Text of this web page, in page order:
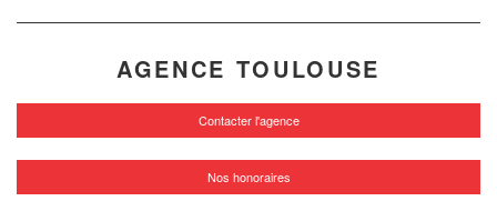
AGENCE TOULOUSE
Contacter l'agence
Nos honoraires